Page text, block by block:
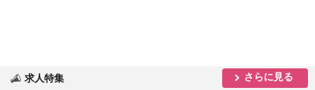
求人特集 さらに見る